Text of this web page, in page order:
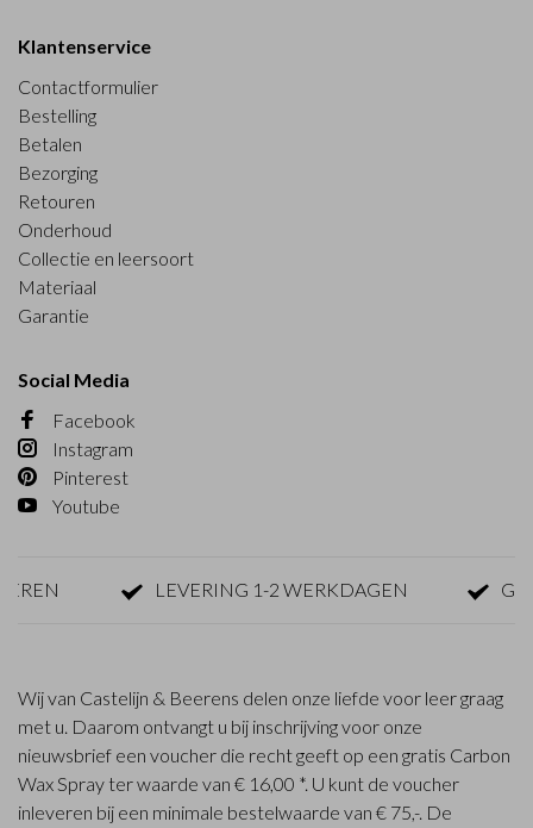
Klantenservice
Contactformulier
Bestelling
Betalen
Bezorging
Retouren
Onderhoud
Collectie en leersoort
Materiaal
Garantie
Social Media
Facebook
Instagram
Pinterest
Youtube
LEVERING 1-2 WERKDAGEN GRATIS
Wij van Castelijn & Beerens delen onze liefde voor leer graag
met u. Daarom ontvangt u bij inschrijving voor onze
nieuwsbrief een voucher die recht geeft op een gratis Carbon
Wax Spray ter waarde van € 16,00 *. U kunt de voucher
inleveren bij een minimale bestelwaarde van € 75,-. De